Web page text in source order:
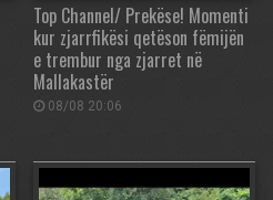
Top Channel/ Prekëse! Momenti
kur zjarrfikësi qetëson fëmijën
e trembur nga zjarret në
Mallakastër
08/08 20:06